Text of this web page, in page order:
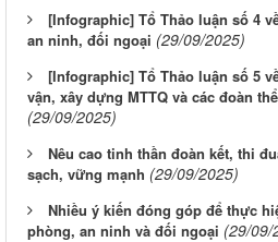
[Infographic] Tổ Thảo luận số 4
an ninh, đối ngoại (29/09/2025)
[Infographic] Tổ Thảo luận số 5
vận, xây dựng MTTQ và các đoàn
(29/09/2025)
Nêu cao tinh thần đoàn kết, thi
sạch, vững mạnh (29/09/2025)
Nhiều ý kiến đóng góp để thực
phòng, an ninh và đối ngoại (29/09/